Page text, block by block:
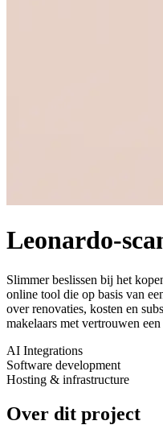
Leonardo-
Slimmer beslissen bij het
online tool die op basis van
over renovaties, kosten en
makelaars met vertrouwen
AI Integrations
Software development
Hosting & infrastructure
Over dit project